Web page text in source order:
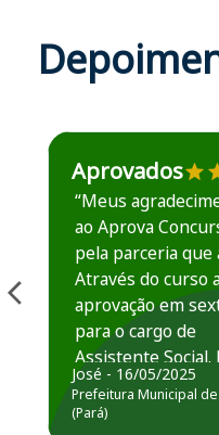
Estudante José
Aprovados
“Meus
ao Aprova
pela parceria que
Através do curso
aprovação em
para o cargo de
Assistente Social.
estou atuando na
Prefeitura de
José - 16/05/2025
Prefeitura Municipal
(Pará)